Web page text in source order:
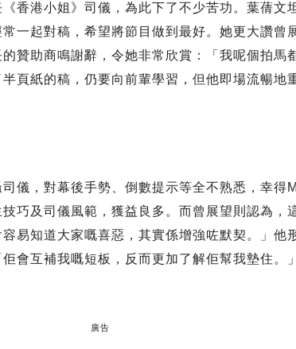
香港小姐》司儀，為此下了不少苦功。葉蒨文
一起對稿，希望將節目做到最好。她更大讚曾
贊助商鳴謝辭，令她非常欣賞：「我呢個拍馬
頁紙的稿，仍要向前輩學習，但他即場流暢地
儀，對幕後手勢、倒數提示等全不熟悉，幸得
巧及司儀風範，獲益良多。而曾展望則認為，
易知道大家嘅喜惡，其實係增強咗默契。」他
會互補我嘅短板，反而更加了解佢幫我墊住。
廣告